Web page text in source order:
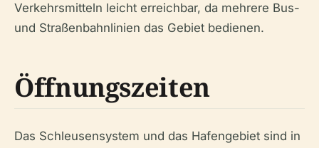
Verkehrsmitteln leicht erreichbar, da mehrere Bus-
und Straßenbahnlinien das Gebiet bedienen.
Öffnungszeiten
Das Schleusensystem und das Hafengebiet sind in